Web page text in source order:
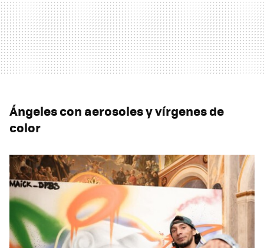
Ángeles con aerosoles y vírgenes de
color